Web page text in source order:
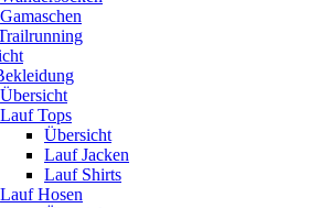
Gamaschen
Übersicht
Lauf Tops
Übersicht
Lauf Jacken
Lauf Shirts
Lauf Hosen